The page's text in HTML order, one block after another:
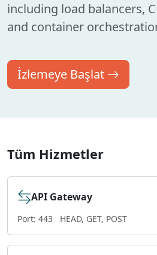
including load balancers,
and container
İzlemeye Başlat
Tüm Hizmetler
API Gateway
Port: 443 HEAD, GET, POST